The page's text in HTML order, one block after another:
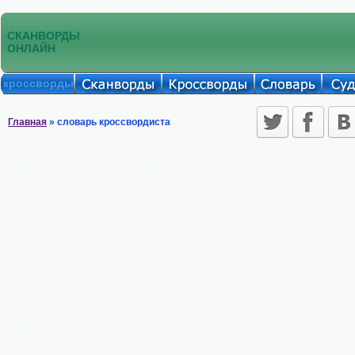
СКАНВОРДЫ
ОНЛАЙН
кроссворды
Главная » словарь кроссвордиста